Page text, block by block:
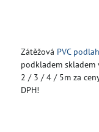
Zátěžová PVC
podkladem skladem
2 / 3 / 4 / 5m za
DPH!